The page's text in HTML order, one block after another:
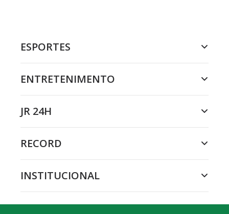
ESPORTES
ENTRETENIMENTO
JR 24H
RECORD
INSTITUCIONAL